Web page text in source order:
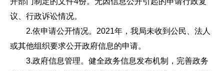
议、行政诉讼情况。
2.依申请公开情况。2021年，我局未收到公民、法人
或其他组织要求公开政府信息的申请。
3.政府信息管理。健全政务信息发布机制，完善政务